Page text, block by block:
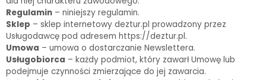
Regulamin – niniejszy regulamin.
Sklep – sklep internetowy deztur.pl prowadzony przez
Usługodawcę pod adresem https://deztur.pl.
Umowa – umowa o dostarczanie Newslettera.
Usługobiorca – każdy podmiot, który zawarł Umowę lub
podejmuje czynności zmierzające do jej zawarcia.